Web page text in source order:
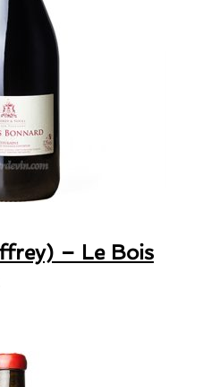
– Le Bois